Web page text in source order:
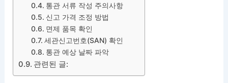
통관 서류 작성 주의사항
신고 가격 조정 방법
면제 품목 확인
세관신고번호(SAN) 확인
통관 예상 날짜 파악
관련된 글: